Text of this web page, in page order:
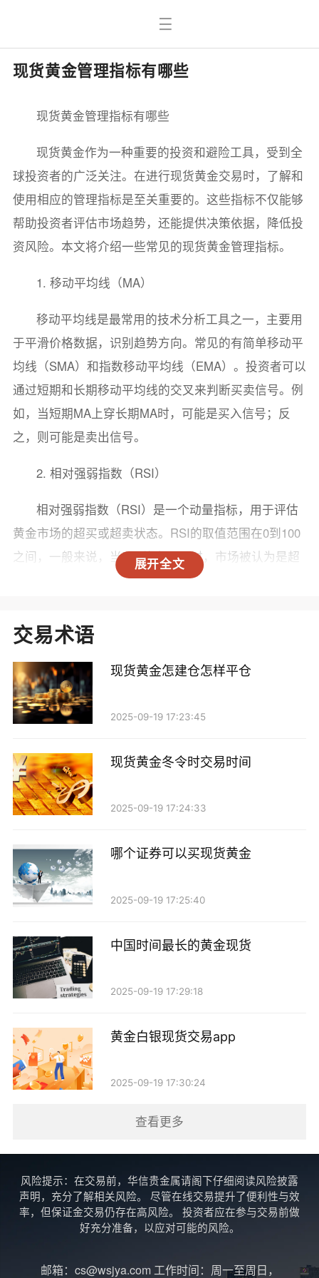
现货黄金管理指标有哪些
展开全文
现货黄金管理指标有哪些
现货黄金作为一种重要的投资和避险工具，受到全
球投资者的广泛关注。在进行现货黄金交易时，了解和
使用相应的管理指标是至关重要的。这些指标不仅能够
帮助投资者评估市场趋势，还能提供决策依据，降低投
资风险。本文将介绍一些常见的现货黄金管理指标。
1. 移动平均线（MA）
移动平均线是最常用的技术分析工具之一，主要用
于平滑价格数据，识别趋势方向。常见的有简单移动平
均线（SMA）和指数移动平均线（EMA）。投资者可以
通过短期和长期移动平均线的交叉来判断买卖信号。例
如，当短期MA上穿长期MA时，可能是买入信号；反
之，则可能是卖出信号。
2. 相对强弱指数（RSI）
相对强弱指数（RSI）是一个动量指标，用于评估
黄金市场的超买或超卖状态。RSI的取值范围在0到100
之间，一般来说，当RSI值高于70时，市场被认为是超
买状态，可能会出现价格回调；而当RSI值低于30时，
用RSI的变化来判断市场情绪，从而做出相应的交易决
策。
3. 布林带（Bollinger Bands）
布林带由三条线组成：中间的简单移动平均线，以
性，带宽越宽，波动性越大。当价格接近上轨时，可能
是卖出信号；接近下轨时，可能是买入信号。此外，布
林带的收窄通常预示着即将出现的市场波动。
4. 平均真实范围（ATR）
平均真实范围（ATR）是一个衡量市场波动性的指
示波动性较小。投资者可以根据ATR的变化来调整止损
位和仓位管理，在高波动性时采取更为谨慎的策略，避
免因市场剧烈波动而遭受损失。
成交量是反映市场活跃程度的重要指标。在分析现
货黄金时，成交量的变化可以提供重要的市场信号。例
劲，趋势可能会持续；而当价格上涨但成交量下降时，
可能意味着上涨乏力，后市可能会出现调整。
6. 黄金/美元比率
黄金与美元之间的比率也是一个重要的管理指标。
之，美元疲软时，黄金价格则会上涨。投资者可以通过
交易术语
现货黄金怎建仓怎样平仓
2025-09-19 17:23:45
现货黄金冬令时交易时间
2025-09-19 17:24:33
哪个证券可以买现货黄金
2025-09-19 17:25:40
中国时间最长的黄金现货
2025-09-19 17:29:18
黄金白银现货交易app
2025-09-19 17:30:24
查看更多
风险提示：在交易前，华信贵金属请阁下仔细阅读风险披露
声明，充分了解相关风险。 尽管在线交易提升了便利性与效
率，但保证金交易仍存在高风险。 投资者应在参与交易前做
好充分准备，以应对可能的风险。
邮箱：cs@wsjya.com 工作时间：周一至周日，